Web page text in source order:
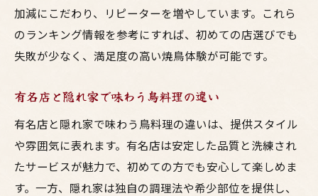
加減にこだわり、リピーターを増やしています。これら
のランキング情報を参考にすれば、初めての店選びでも
失敗が少なく、満足度の高い焼鳥体験が可能です。
有名店と隠れ家で味わう鳥料理の違い
有名店と隠れ家で味わう鳥料理の違いは、提供スタイル
や雰囲気に表れます。有名店は安定した品質と洗練され
たサービスが魅力で、初めての方でも安心して楽しめま
す。一方、隠れ家は独自の調理法や希少部位を提供し、